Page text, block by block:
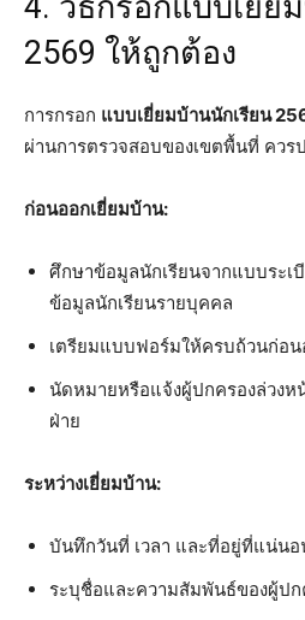
4. วิธีกรอกแบบเยี่ย
2569 ให้ถูกต้อง
การกรอก แบบเยี่ยมบ้านนักเรียน
ผ่านการตรวจสอบของเขตพื้นที่ คว
ก่อนออกเยี่ยมบ้าน:
ศึกษาข้อมูลนักเรียนจากแบบระ
ข้อมูลนักเรียนรายบุคคล
เตรียมแบบฟอร์มให้ครบถ้วนก่อ
นัดหมายหรือแจ้งผู้ปกครองล่วงห
ฝ่าย
ระหว่างเยี่ยมบ้าน:
บันทึกวันที่ เวลา และที่อยู่ที่แน่นอ
ระบุชื่อและความสัมพันธ์ของผู้ป